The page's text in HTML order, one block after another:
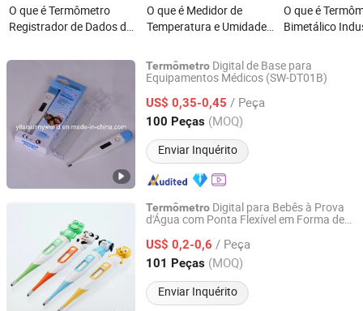
O que é Termômetro
Registrador de Dados de
RS485
O que é Medidor de
Temperatura e Umidade
Termômetro de Alta
Precisão para Uso
O que é
Bimetálico
Fábrica de Aço
Termômetro Digital de Base para
Equipamentos Médicos (SW-DT01B)
US$ 0,35-0,45 / Peça
100 Peças (MOQ)
Enviar Inquérito
Ruian Sunnyworld International Trade Co., Ltd.
Zhejiang, China Desde 2007
Termômetro Digital para Bebês à Prova
d'Água com Ponta Flexível em Forma de
US$ 0,2-0,6 / Peça
101 Peças (MOQ)
Enviar Inquérito
Ningbo Greetmed Medical Instruments Co., Ltd.
Zhejiang, China Desde 2009